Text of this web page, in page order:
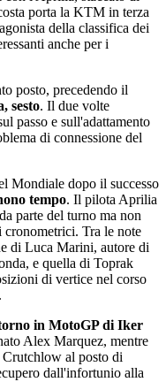
porta la KTM in terza
della classifica dei
anche per i
posto, precedendo il
sesto. Il due volte
passo e sull'adattamento
di connessione del
Mondiale dopo il successo
tempo. Il pilota Aprilia
parte del turno ma non
Tra le note
di Luca Marini, autore di
e quella di Toprak
di vertice nel corso
.
in MotoGP di Iker
Alex Marquez, mentre
al posto di
dall'infortunio alla